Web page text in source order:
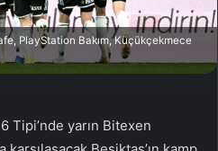
g
ö
d
PlayStation Bakım, Küçükçekmece
Tipi’nde yarın Bitexen